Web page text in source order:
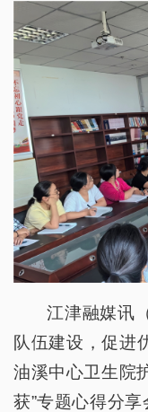
江津融媒讯
队伍建设，促进
油溪中心卫生院
获”专题心得分